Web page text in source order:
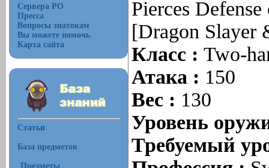
Сервера РО
Пресса
Вопросы знатокам
Вы можете помочь
Карта сайта
Статьи
База предметов
Предметы
Pierces
[Dragon Slayer
Класс :Two-
Атака : 150
Вес : 130
Уровень
Требуемый